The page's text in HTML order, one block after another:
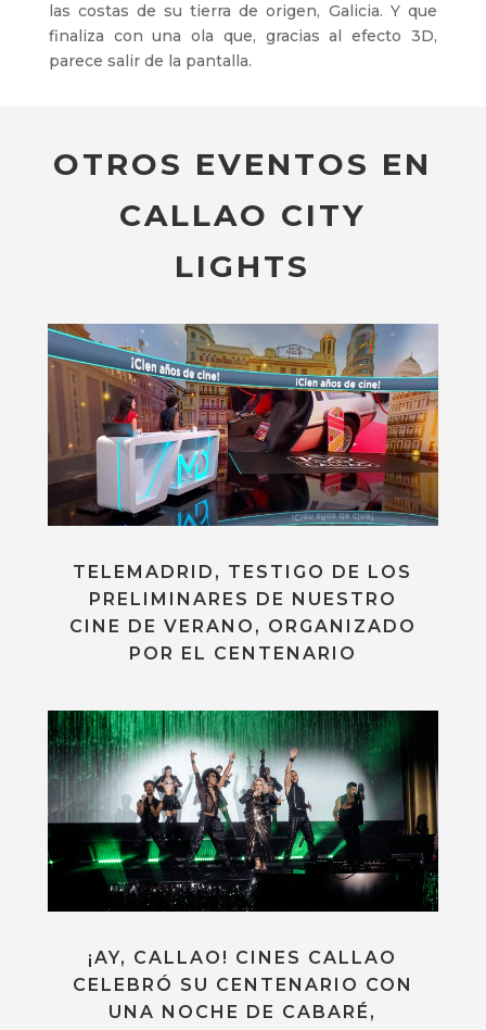
las costas de su tierra de origen, Galicia. Y que
finaliza con una ola que, gracias al efecto 3D,
parece salir de la pantalla.
OTROS EVENTOS EN
CALLAO CITY
LIGHTS
TELEMADRID, TESTIGO DE LOS
PRELIMINARES DE NUESTRO
CINE DE VERANO, ORGANIZADO
POR EL CENTENARIO
¡AY, CALLAO! CINES CALLAO
CELEBRÓ SU CENTENARIO CON
UNA NOCHE DE CABARÉ,